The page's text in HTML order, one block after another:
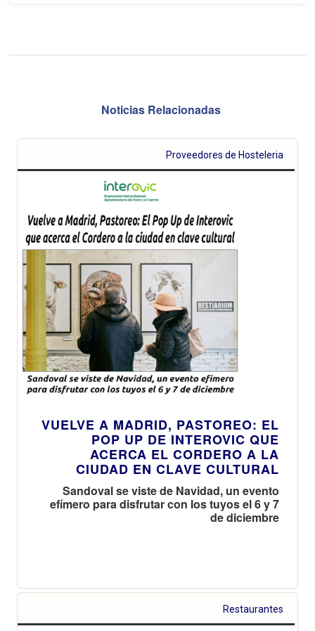
Noticias Relacionadas
Proveedores de Hosteleria
VUELVE A MADRID, PASTOREO: EL
POP UP DE INTEROVIC QUE
ACERCA EL CORDERO A LA
CIUDAD EN CLAVE CULTURAL
Sandoval se viste de Navidad, un evento
efímero para disfrutar con los tuyos el 6 y 7
de diciembre
Restaurantes